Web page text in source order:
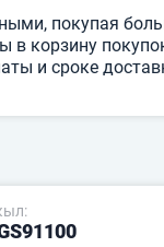
покупая
в корзину
и сроке